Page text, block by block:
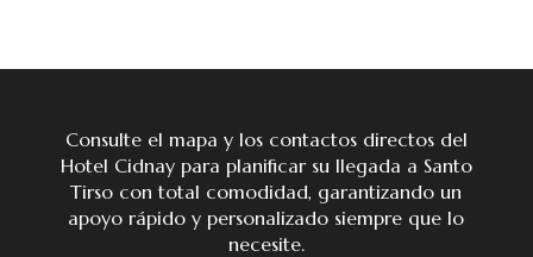
Consulte el mapa y los contactos directos del
Hotel Cidnay para planificar su llegada a Santo
Tirso con total comodidad, garantizando un
apoyo rápido y personalizado siempre que lo
necesite.